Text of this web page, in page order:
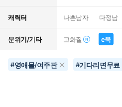
캐릭터 나쁜남자 다정남
분위기/기타 고화질 e북
#영애물/여주판 #기다리면무료